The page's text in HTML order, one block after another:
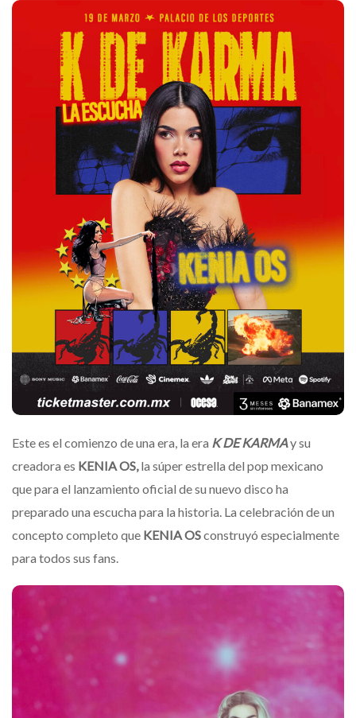
Este es el comienzo de una era, la era K DE KARMAy su
creadora es KENIA OS,la súper estrella del pop mexicano
que para el lanzamiento oficial de su nuevo disco ha
preparado una escucha para la historia. La celebración de un
concepto completo que KENIA OSconstruyó especialmente
para todos sus fans.